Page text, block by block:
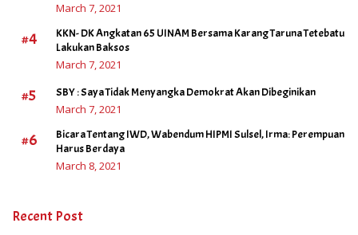
March 7, 2021
#4
KKN- DK Angkatan 65 UINAM Bersama Karang Taruna Tetebatu
Lakukan Baksos
March 7, 2021
#5 SBY : Saya Tidak Menyangka Demokrat Akan Dibeginikan
March 7, 2021
#6
Bicara Tentang IWD, Wabendum HIPMI Sulsel, Irma: Perempuan
Harus Berdaya
March 8, 2021
Recent Post